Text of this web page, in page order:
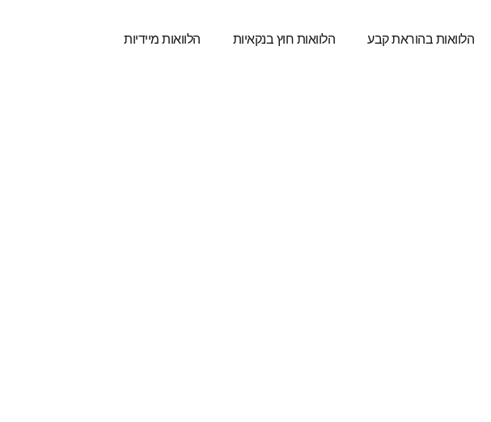
הלוואות בהוראת קבע הלוואות חוץ בנקאיות הלוואות מיידיות